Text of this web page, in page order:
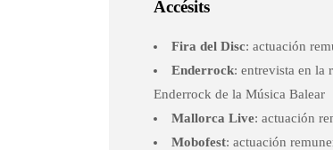
Accésits
Fira del Disc: actuación
Enderrock: entrevista en la
Enderrock de la Música Balear
Mallorca Live: actuación
Mobofest: actuación